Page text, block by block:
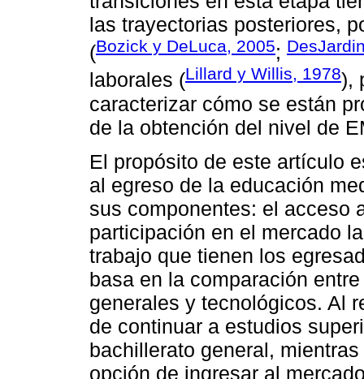
las trayectorias posteriores,
(Bozick y DeLuca, 2005;
laborales (Lillard y Willis, 1978),
caracterizar cómo se están
de la obtención del nivel de
El propósito de este artículo
al egreso de la educación
sus componentes: el acceso
participación en el mercado
trabajo que tienen los
basa en la comparación
generales y tecnológicos. Al
de continuar a estudios
bachillerato general,
opción de ingresar al